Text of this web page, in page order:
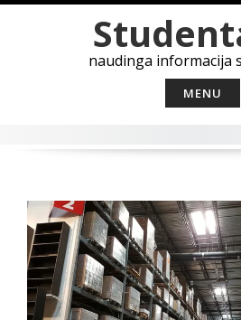
to
naudinga informacija
MENU